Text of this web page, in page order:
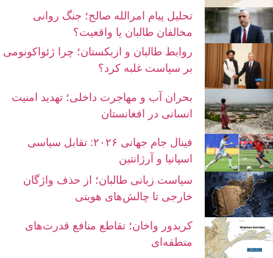
تحلیل پیام امرالله صالح؛ جنگ روانی
مخالفان طالبان یا واقعیت؟
روابط طالبان و ازبکستان؛ چرا ژئواکونومی
بر سیاست غلبه کرد؟
بحران آب و مهاجرت داخلی؛ تهدید امنیت
انسانی در افغانستان
فینال جام جهانی ۲۰۲۶: تقابل سیاسی
اسپانیا و آرژانتین
سیاست زبانی طالبان؛ از حذف واژگان
خارجی تا چالش‌های هویتی
کریدور واخان؛ تقاطع منافع قدرت‌های
منطقه‌ای